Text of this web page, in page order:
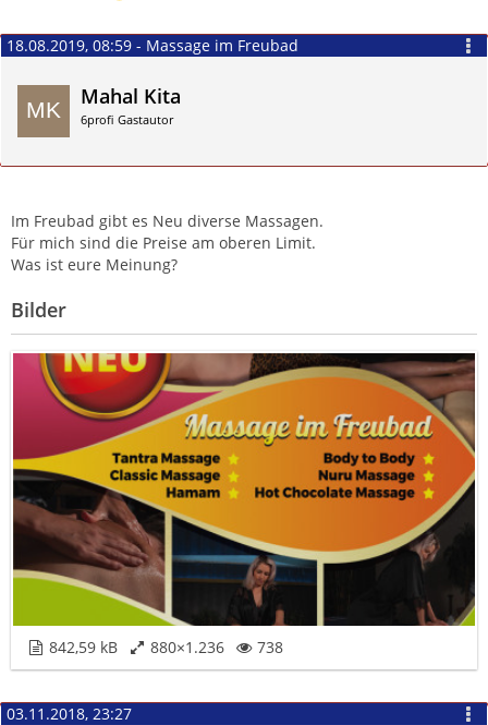
18.08.2019, 08:59 - Massage im Freubad
Mahal Kita
6profi Gastautor
Im Freubad gibt es Neu diverse Massagen.
Für mich sind die Preise am oberen Limit.
Was ist eure Meinung?
Bilder
842,59 kB 880×1.236 738
03.11.2018, 23:27